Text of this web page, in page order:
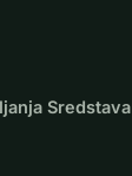
Sredstava